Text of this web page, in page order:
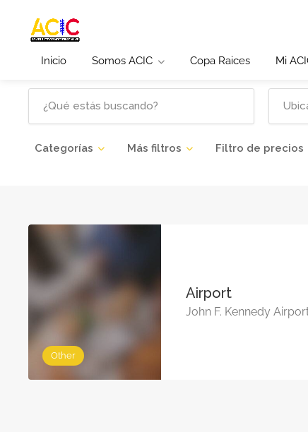
Inicio Somos ACIC Copa Raices Mi
Categorías Más filtros Filtro de precios
Other
Airport
John F. Kennedy